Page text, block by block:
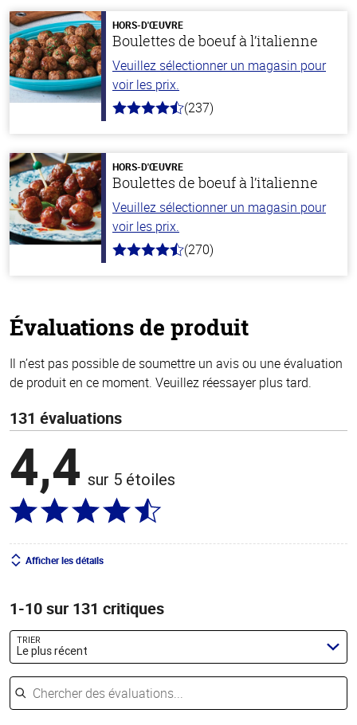
HORS-D'ŒUVRE
Boulettes de boeuf à l’italienne
Veuillez sélectionner un magasin pour
voir les prix.
4.6
stars
(237)
HORS-D'ŒUVRE
Boulettes de boeuf à l’italienne
Veuillez sélectionner un magasin pour
voir les prix.
4.5
(270)
Évaluations de produit
Il n’est pas possible de soumettre un avis ou une évaluation
de produit en ce moment. Veuillez réessayer plus tard.
131 évaluations
4,4 sur 5 étoiles
Afficher les détails
1-10 sur 131 critiques
TRIER
Le plus récent
Chercher des évaluations